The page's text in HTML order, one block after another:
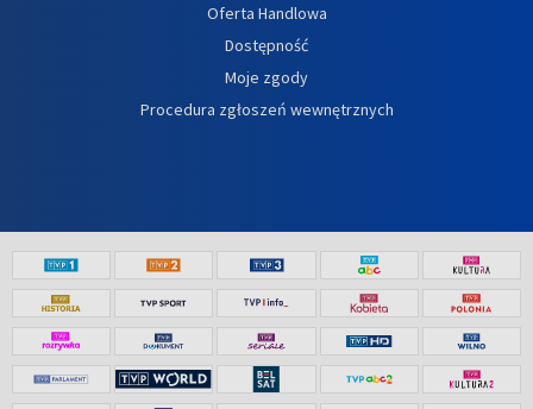
Oferta Handlowa
Dostępność
Moje zgody
Procedura zgłoszeń wewnętrznych